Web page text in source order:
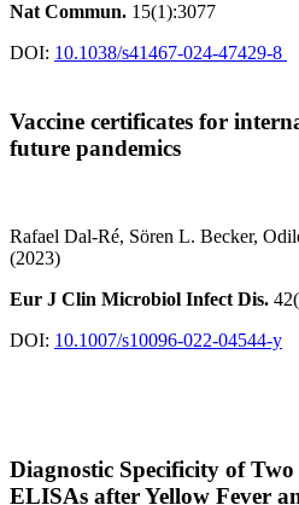
Nat Commun. 15(1):3077
DOI: 10.1038/s41467-024-47429-8
Vaccine certificates for
future pandemics
Rafael Dal-Ré, Sören L. Becker,
(2023)
Eur J Clin Microbiol Infect Dis.
DOI: 10.1007/s10096-022-04544-y
Diagnostic Specificity of
ELISAs after Yellow Fever